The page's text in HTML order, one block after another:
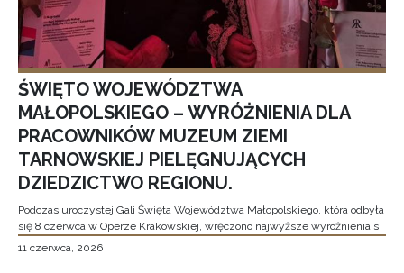
ŚWIĘTO WOJEWÓDZTWA
MAŁOPOLSKIEGO – WYRÓŻNIENIA DLA
PRACOWNIKÓW MUZEUM ZIEMI
TARNOWSKIEJ PIELĘGNUJĄCYCH
DZIEDZICTWO REGIONU.
Podczas uroczystej Gali Święta Województwa Małopolskiego, która odbyła
się 8 czerwca w Operze Krakowskiej, wręczono najwyższe wyróżnienia s
11 czerwca, 2026